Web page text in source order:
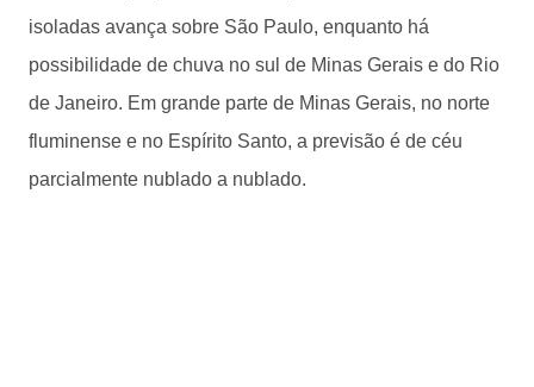
isoladas avança sobre São Paulo, enquanto há
possibilidade de chuva no sul de Minas Gerais e do Rio
de Janeiro. Em grande parte de Minas Gerais, no norte
fluminense e no Espírito Santo, a previsão é de céu
parcialmente nublado a nublado.